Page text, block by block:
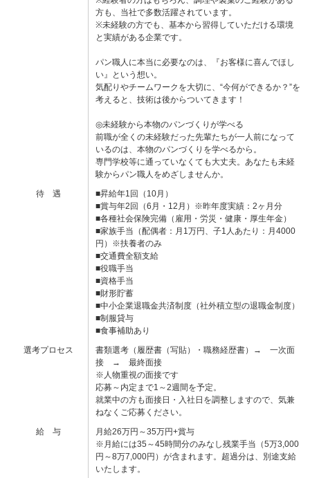
方も、当社で多数活躍されています。
※未経験の方でも、基本から習得していただける環境
と実績がある企業です。
パン職人に本当に必要なのは、『お客様に喜んでほし
い』という想い。
気配りやチームワークを大切に、“今何ができるか？”を
考えると、技術は後からついてきます！
◎未経験から本物のパンづくりが学べる
前職が全くの未経験だった先輩たちが一人前になって
いるのは、本物のパンづくりを学べるから。
専門学校等に通っていなくても大丈夫。あなたも未経
験からパン職人をめざしませんか。
待 遇
■昇給年1回（10月）
■賞与年2回（6月・12月）※昨年度実績：2ヶ月分
■各種社会保険完備（雇用・労災・健康・厚生年金）
■家族手当（配偶者：月1万円、子1人あたり：月4000
円）※扶養者のみ
■交通費全額支給
■役職手当
■資格手当
■財形貯蓄
■中小企業退職金共済制度（社外積立型の退職金制度）
■制服貸与
■食事補助あり
選考プロセス
書類選考（履歴書（写貼）・職務経歴書）→ 一次面
接 → 最終面接
※人物重視の面接です
応募～内定まで1～2週間を予定。
就業中の方も面接日・入社日を調整しますので、気兼
ねなくご応募ください。
給 与
月給26万円～35万円+賞与
※月給には35～45時間分のみなし残業手当（5万3,000
円～8万7,000円）が含まれます。超過分は、別途支給
いたします。